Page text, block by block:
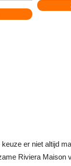
er niet altijd
Riviera Maison